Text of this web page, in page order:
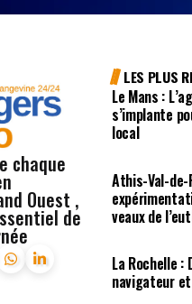
chaque
Ouest ,
de
LES PLUS
Le Mans :
s’implante
local
Athis-Val-de-
veaux de
La Rochelle :
navigateur